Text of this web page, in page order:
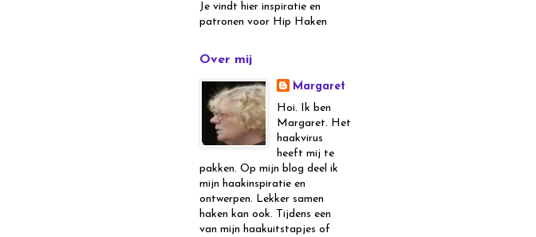
Je vindt hier inspiratie en
patronen voor Hip Haken
Over mij
Margaret
Hoi. Ik ben
Margaret. Het
haakvirus
heeft mij te
pakken. Op mijn blog deel ik
mijn haakinspiratie en
ontwerpen. Lekker samen
haken kan ook. Tijdens een
van mijn haakuitstapjes of